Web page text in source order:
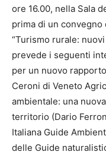
ore 16.00, nella Sala
prima di un
“Turismo rurale:
prevede i seguenti
per un nuovo
Ceroni di Veneto
ambientale: una
territorio (Dario
Italiana Guide
delle Guide